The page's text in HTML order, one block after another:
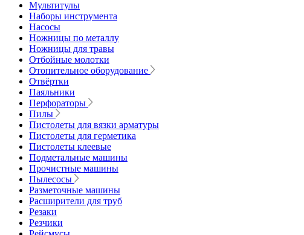
Мультитулы
Наборы инструмента
Насосы
Ножницы по металлу
Ножницы для травы
Отбойные молотки
Отопительное оборудование
Отвёртки
Паяльники
Перфораторы
Пилы
Пистолеты для вязки арматуры
Пистолеты для герметика
Пистолеты клеевые
Подметальные машины
Прочистные машины
Пылесосы
Разметочные машины
Расширители для труб
Резаки
Резчики